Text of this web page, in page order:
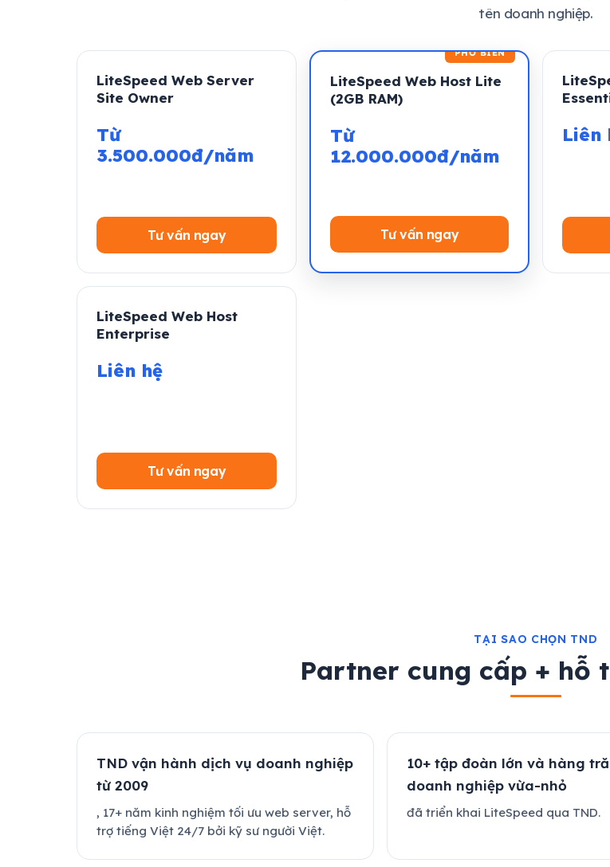
tên doanh nghiệp.
LiteSpeed Web Server
Site Owner
Từ
3.500.000đ/năm
Tư vấn ngay
LiteSpeed Web Host Lite
(2GB RAM)
Từ
12.000.000đ/năm
Tư vấn ngay
Liên
LiteSpeed Web Host
Enterprise
Liên hệ
Tư vấn ngay
TẠI SAO CHỌN TND
Partner cung cấp + hỗ
TND vận hành dịch vụ doanh nghiệp
từ 2009
, 17+ năm kinh nghiệm tối ưu web server, hỗ
trợ tiếng Việt 24/7 bởi kỹ sư người Việt.
10+ tập đoàn lớn và hàng
doanh nghiệp vừa-nhỏ
đã triển khai LiteSpeed qua TND.